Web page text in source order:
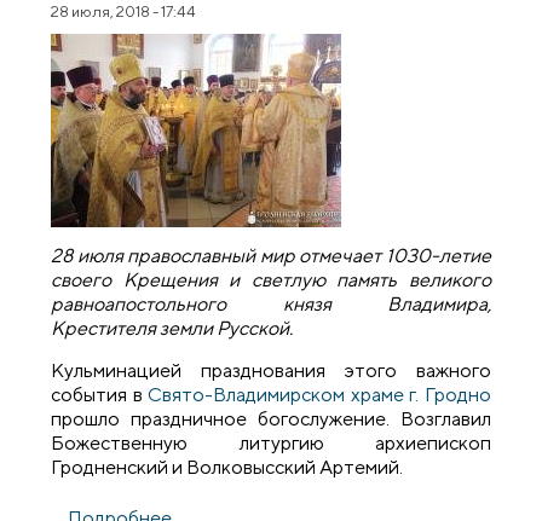
28 июля, 2018 - 17:44
28 июля православный мир отмечает 1030-летие
своего Крещения и светлую память великого
равноапостольного князя Владимира,
Крестителя земли Русской.
Кульминацией празднования этого важного
события вСвято-Владимирском храме г. Гродно
прошло праздничное богослужение. Возглавил
Божественную литургию архиепископ
Гродненский и Волковысский Артемий.